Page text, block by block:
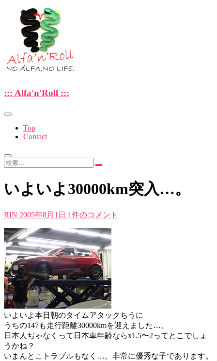
content
::: Alfa'n'Roll :::
::: Alfa'n'Roll :::
Top
Contact
検
いよいよ30000km突入…。
RIN 2005年8月1日 1件のコメント
いよいよ本日朝のタイムアタックちうに
うちの147も走行距離30000kmを迎えました…。
日本人ぢゃなくって日本車年齢ならx1.5〜2ってとこでしょ
うかね？
いまんとこトラブルもなく…。非常に優秀な子であります。